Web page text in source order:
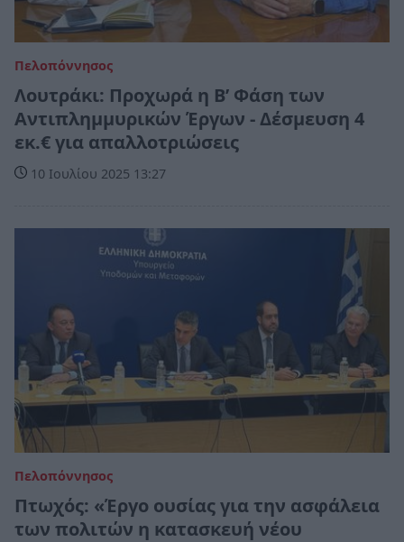
Πελοπόννησος
Λουτράκι: Προχωρά η Β’ Φάση των
Αντιπλημμυρικών Έργων - Δέσμευση 4
εκ.€ για απαλλοτριώσεις
10 Ιουλίου 2025 13:27
Πελοπόννησος
Πτωχός: «Έργο ουσίας για την ασφάλεια
των πολιτών η κατασκευή νέου